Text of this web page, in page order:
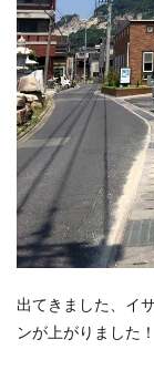
出てきました、イ
ンが上がりました！